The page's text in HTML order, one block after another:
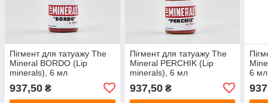
Пігмент для татуажу The
Mineral BORDO (Lip
minerals), 6 мл
937,50 ₴
Пігмент для татуажу The
Mineral PERCHIK (Lip
minerals), 6 мл
937,50₴
6 мл